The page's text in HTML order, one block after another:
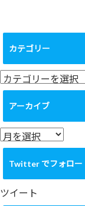
カテゴリー
カ
テ
リ
ー
アーカイブ
ア
ー
イ
ブ
Twitter でフォロー
ツイート